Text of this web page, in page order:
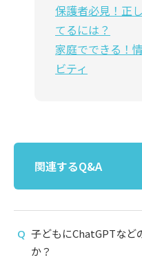
保護者必見！正
てるには？
家庭でできる！
ビティ
関連するQ&A
子どもにChatGPTなど
か？